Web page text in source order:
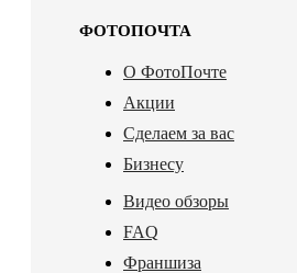
ФОТОПОЧТА
О ФотоПочте
Акции
Сделаем за вас
Бизнесу
Видео обзоры
FAQ
Франшиза